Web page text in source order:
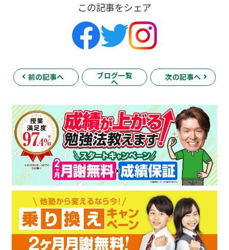
この記事をシェア
前の記事へ ブログ一覧
へ
次の記事へ